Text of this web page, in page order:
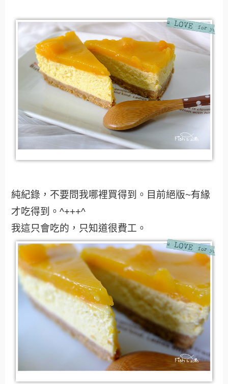
純紀錄，不要問我哪裡買得到。目前絕版~有緣
才吃得到。^+++^
我這只會吃的，只知道很費工。